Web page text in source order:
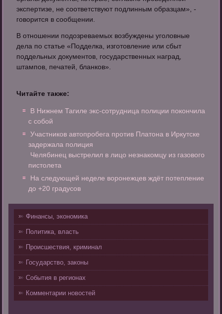
экспертизе, не соответствуют подлинным образцам», -
говорится в сообщении.
В отношении подозреваемых возбуждены уголовные
дела по статье «Подделка, изготовление или сбыт
поддельных документов, государственных наград,
штампов, печатей, бланков».
Читайте также:
В Нижнем Тагиле экс-сотрудница полиции покончила
с собой
Участников автопробега против Платона в Иркутске
задержала полиция
Челябинец выстрелил в лицо незнакомцу из газового
пистолета
На следующей неделе воронежцев ждёт потепление
до +20 градусов
Финансы, экономика
Политика, власть
Происшествия, криминал
Государство, законы
События в регионах
Комментарии новостей